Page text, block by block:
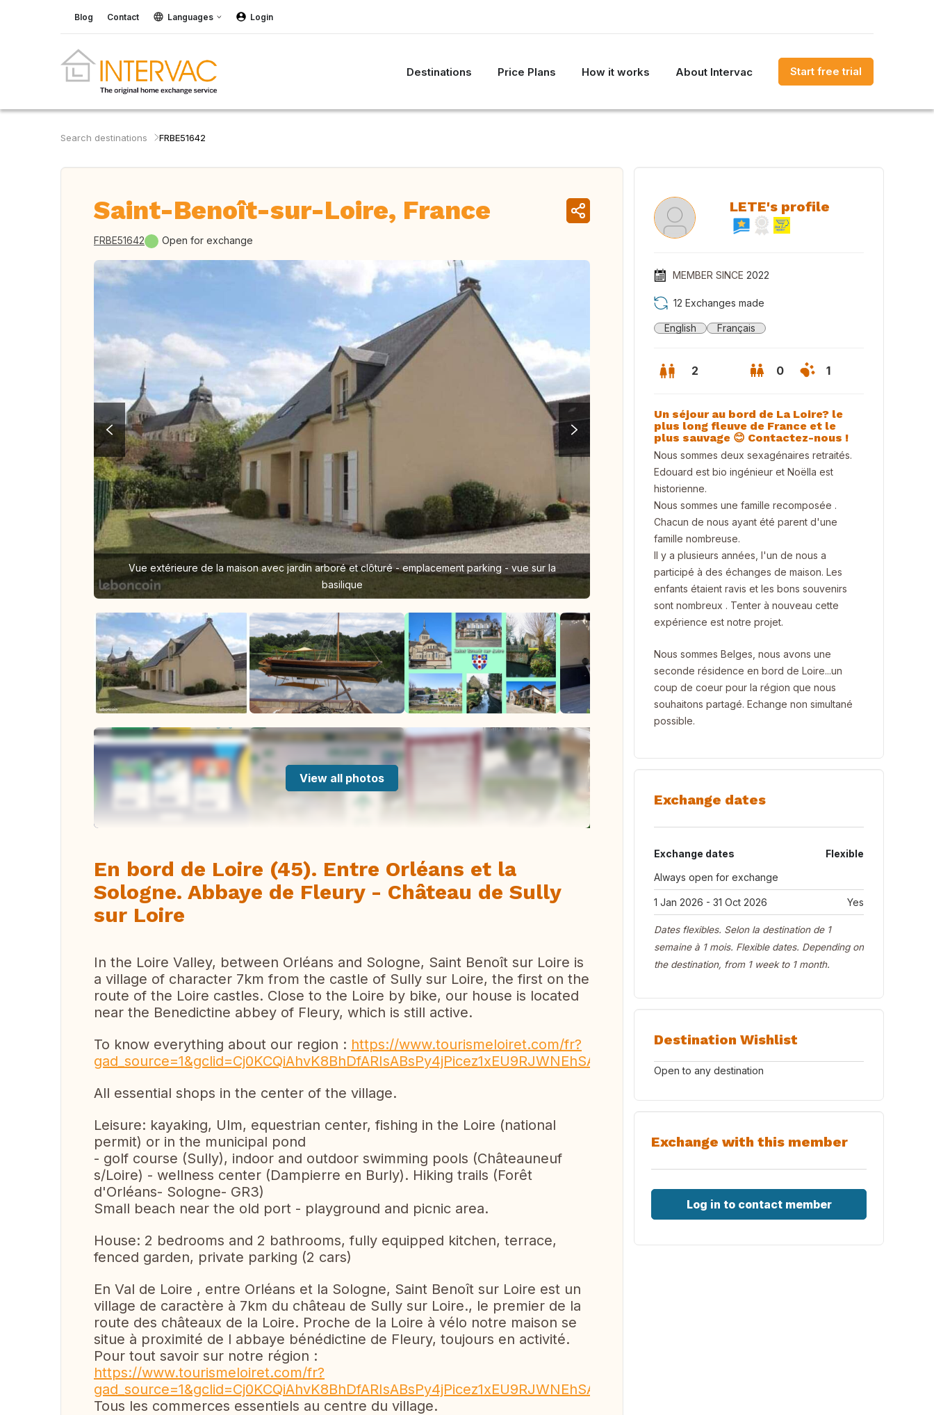
Blog Contact Languages Login
Destinations Price Plans How it works About Intervac Start free trial
Search destinations FRBE51642
Saint-Benoît-sur-Loire, France
FRBE51642 Open for exchange
Vue extérieure de la maison avec jardin arboré et clôturé - emplacement parking - vue sur la
basilique
La Loire ..fleuve sauvage
View all photos
En bord de Loire (45). Entre Orléans et la
Sologne. Abbaye de Fleury - Château de Sully
sur Loire
In the Loire Valley, between Orléans and Sologne, Saint Benoît sur Loire is
a village of character 7km from the castle of Sully sur Loire, the first on the
route of the Loire castles. Close to the Loire by bike, our house is located
near the Benedictine abbey of Fleury, which is still active.
To know everything about our region : https://www.tourismeloiret.com/fr?
All essential shops in the center of the village.
Leisure: kayaking, Ulm, equestrian center, fishing in the Loire (national
permit) or in the municipal pond
- golf course (Sully), indoor and outdoor swimming pools (Châteauneuf
s/Loire) - wellness center (Dampierre en Burly). Hiking trails (Forêt
d'Orléans- Sologne- GR3)
Small beach near the old port - playground and picnic area.
House: 2 bedrooms and 2 bathrooms, fully equipped kitchen, terrace,
fenced garden, private parking (2 cars)
En Val de Loire , entre Orléans et la Sologne, Saint Benoît sur Loire est un
village de caractère à 7km du château de Sully sur Loire., le premier de la
route des châteaux de la Loire. Proche de la Loire à vélo notre maison se
situe à proximité de l abbaye bénédictine de Fleury, toujours en activité.
Pour tout savoir sur notre région :
https://www.tourismeloiret.com/fr?
Tous les commerces essentiels au centre du village.
LETE's profile
MEMBER SINCE 2022
12 Exchanges made
English Français
2 0 1
Un séjour au bord de La Loire? le
plus long fleuve de France et le
plus sauvage 😊 Contactez-nous !
Nous sommes deux sexagénaires retraités.
Edouard est bio ingénieur et Noëlla est
historienne.
Nous sommes une famille recomposée .
Chacun de nous ayant été parent d'une
famille nombreuse.
Il y a plusieurs années, l'un de nous a
participé à des échanges de maison. Les
enfants étaient ravis et les bons souvenirs
sont nombreux . Tenter à nouveau cette
expérience est notre projet.
Nous sommes Belges, nous avons une
seconde résidence en bord de Loire...un
coup de coeur pour la région que nous
souhaitons partagé. Echange non simultané
possible.
Exchange dates
Exchange dates
Flexible
Always open for exchange
1 Jan 2026 - 31 Oct 2026 Yes
Dates flexibles. Selon la destination de 1
semaine à 1 mois. Flexible dates. Depending on
the destination, from 1 week to 1 month.
Destination Wishlist
Open to any destination
Exchange with this member
Log in to contact member